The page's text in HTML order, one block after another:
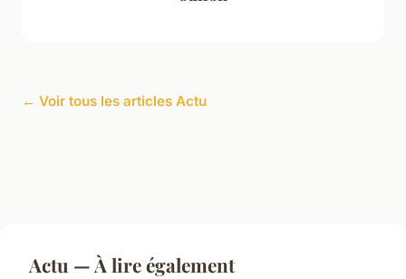
← Voir tous les articles Actu
Actu — À lire également